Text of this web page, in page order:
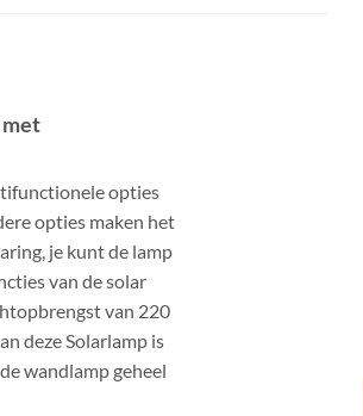
met
opties
opties maken het
je kunt de lamp
van de solar
van 220
deze Solarlamp is
wandlamp geheel